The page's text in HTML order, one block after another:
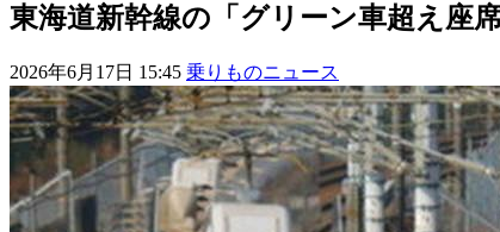
東海道新幹線の「グリーン車超え座
2026年6月17日 15:45 乗りものニュース